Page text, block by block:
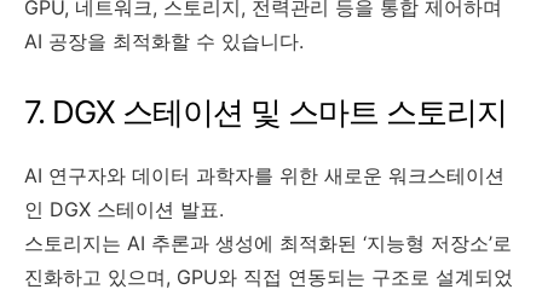
GPU, 네트워크, 스토리지, 전력관리 등을 통합 제어하며
AI 공장을 최적화할 수 있습니다.
7. DGX 스테이션 및 스마트 스토리지
AI 연구자와 데이터 과학자를 위한 새로운 워크스테이션
인 DGX 스테이션 발표.
스토리지는 AI 추론과 생성에 최적화된 ‘지능형 저장소’로
진화하고 있으며, GPU와 직접 연동되는 구조로 설계되었